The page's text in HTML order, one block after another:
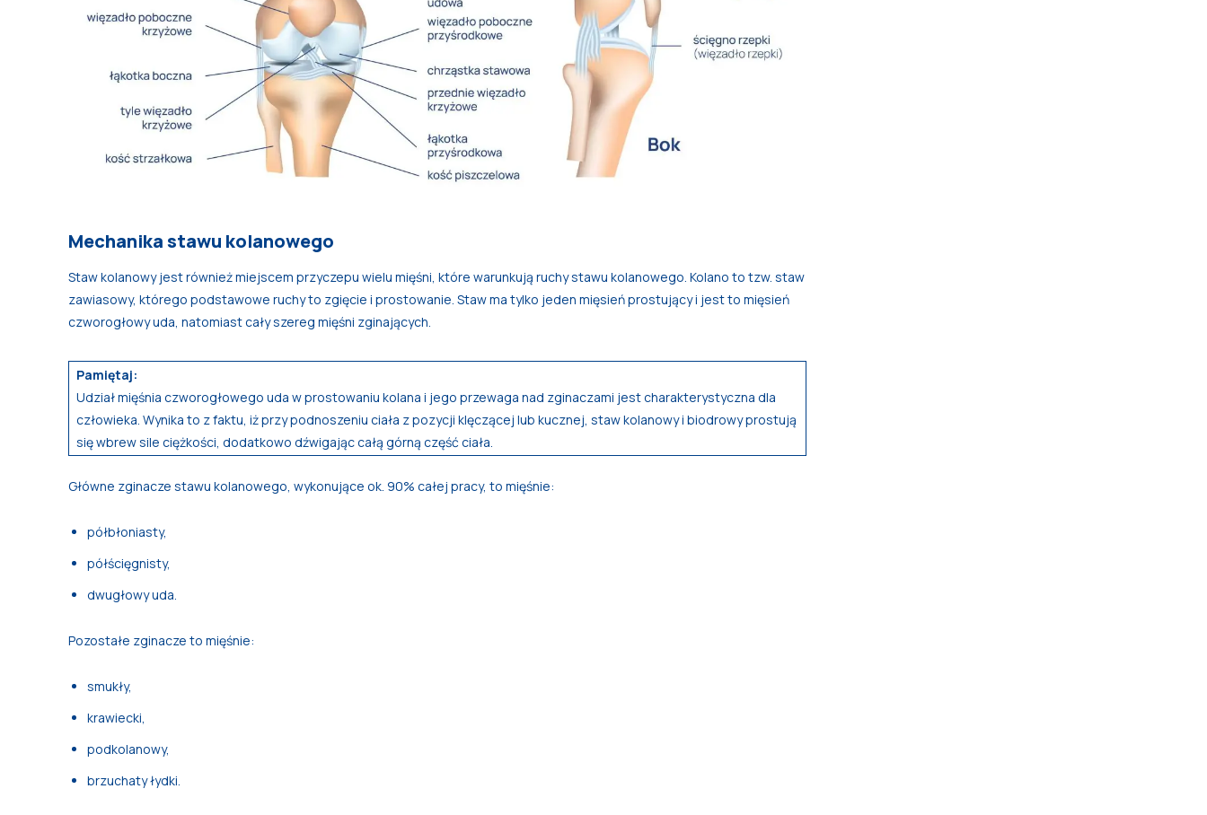
Mechanika stawu kolanowego
Staw kolanowy jest również miejscem przyczepu wielu mięśni, które warunkują ruchy stawu kolanowego. Kolano to tzw. staw
zawiasowy, którego podstawowe ruchy to zgięcie i prostowanie. Staw ma tylko jeden mięsień prostujący i jest to mięsień
czworogłowy uda, natomiast cały szereg mięśni zginających.
Pamiętaj:
Udział mięśnia czworogłowego uda w prostowaniu kolana i jego przewaga nad zginaczami jest charakterystyczna dla
człowieka. Wynika to z faktu, iż przy podnoszeniu ciała z pozycji klęczącej lub kucznej, staw kolanowy i biodrowy prostują
się wbrew sile ciężkości, dodatkowo dźwigając całą górną część ciała.
Główne zginacze stawu kolanowego, wykonujące ok. 90% całej pracy, to mięśnie:
półbłoniasty,
półścięgnisty,
dwugłowy uda.
Pozostałe zginacze to mięśnie:
smukły,
krawiecki,
podkolanowy,
brzuchaty łydki.